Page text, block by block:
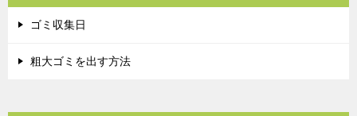
ゴミ収集日
粗大ゴミを出す方法